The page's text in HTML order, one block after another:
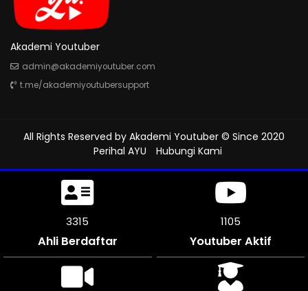
Akademi Youtuber
admin@akademiyoutuber.com
t.me/akademiyoutubersupport
All Rights Reserved by Akademi Youtuber © Since 2020
Perihal AYU
Hubungi Kami
3669
Ahli Berdaftar
1223
Youtuber Aktif